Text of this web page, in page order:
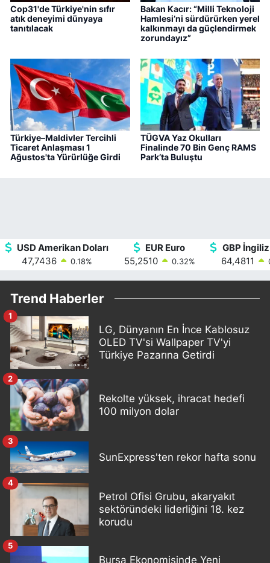
Cop31'de Türkiye'nin sıfır
atık deneyimi dünyaya
tanıtılacak
Bakan Kacır: “Milli Teknoloji
Hamlesi’ni sürdürürken yerel
kalkınmayı da güçlendirmek
zorundayız”
Türkiye–Maldivler Tercihli
Ticaret Anlaşması 1
Ağustos'ta Yürürlüğe Girdi
TÜGVA Yaz Okulları
Finalinde 70 Bin Genç RAMS
Park’ta Buluştu
USD Amerikan Doları
47,7436
0.18%
EUR Euro
55,2510
0.32%
GBP
64,4811
Trend Haberler
LG, Dünyanın En İnce Kablosuz
OLED TV'si Wallpaper TV'yi
Türkiye Pazarına Getirdi
1
Rekolte yüksek, ihracat hedefi
100 milyon dolar
2
SunExpress'ten rekor hafta sonu
3
Petrol Ofisi Grubu, akaryakıt
sektöründeki liderliğini 18. kez
korudu
4
Bursa Ekonomisinde Yeni
5